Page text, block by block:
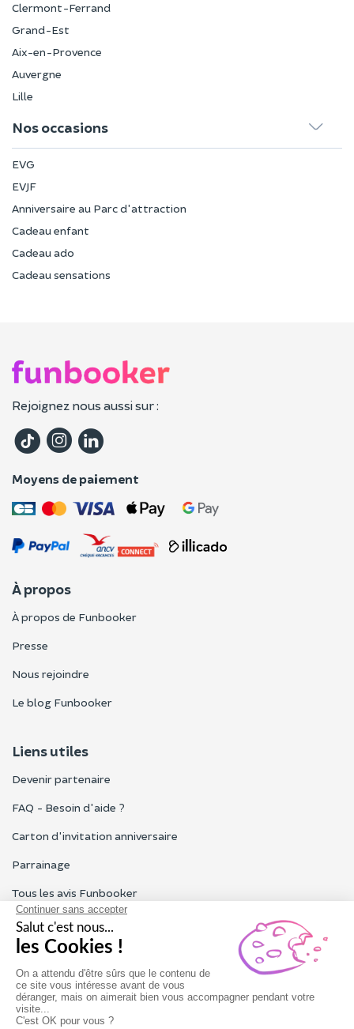
Clermont-Ferrand
Grand-Est
Aix-en-Provence
Auvergne
Lille
Nos occasions
EVG
EVJF
Anniversaire au Parc d'attraction
Cadeau enfant
Cadeau ado
Cadeau sensations
Rejoignez nous aussi sur :
Moyens de paiement
À propos
À propos de Funbooker
Presse
Nous rejoindre
Le blog Funbooker
Liens utiles
Devenir partenaire
FAQ - Besoin d'aide ?
Carton d'invitation anniversaire
Parrainage
Tous les avis Funbooker
Particuliers, entreprises, professionnels
Notre service client est ouvert du lundi au vendredi de 9h à 18h
Nous contacter